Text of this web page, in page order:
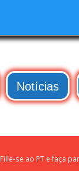
Notícias
Filie-se ao PT e faça